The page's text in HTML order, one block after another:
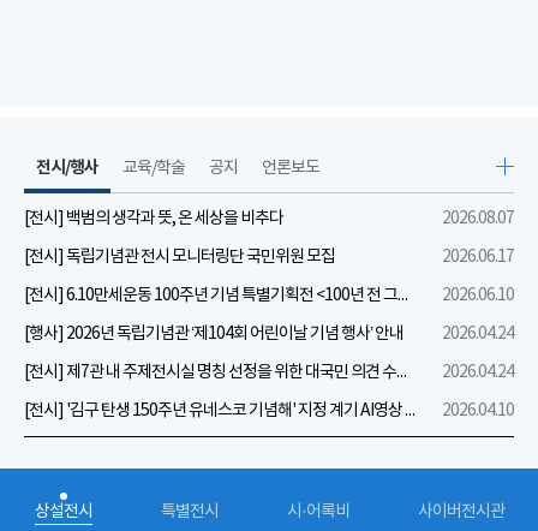
전시/행사
[전시] 백범의 생각과 뜻, 온 세상을 비추다
2026.08.07
[전시] 독립기념관 전시 모니터링단 국민위원 모집
2026.06.17
[전시] 6.10만세운동 100주년 기념 특별기획전 <100년 전 그날을 보다: 6.10만세운동>
2026.06.10
[행사] 2026년 독립기념관 ‘제104회 어린이날 기념 행사’ 안내
2026.04.24
[전시] 제7관 내 주제전시실 명칭 선정을 위한 대국민 의견 수렴 실시
2026.04.24
[전시] '김구 탄생 150주년 유네스코 기념해' 지정 계기 AI영상 국민공모 개최 안내
2026.04.10
교육/학술 공지 언론보도
상설전시 특별전시 시·어록비 사이버전시관